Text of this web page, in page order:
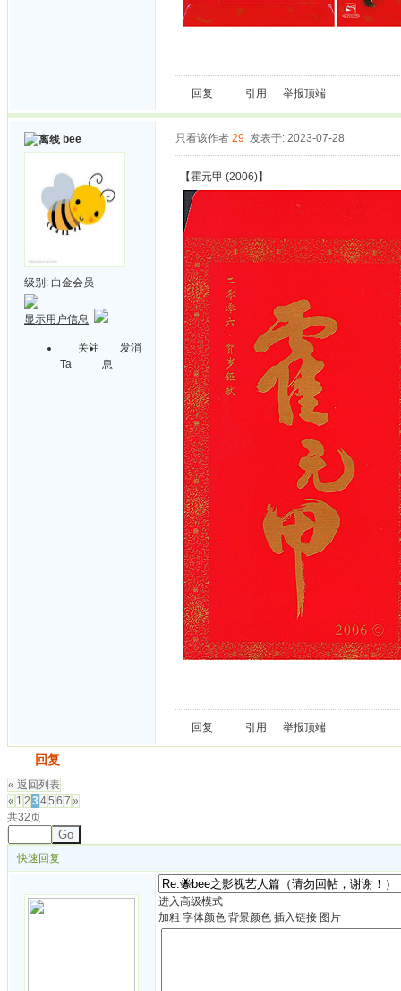
回复 引用 举报顶端
bee
级别: 白金会员
显示用户信息
关注
Ta
发消
息
只看该作者 29 发表于: 2023-07-28
【霍元甲 (2006)】
回复 引用 举报顶端
回复
« 返回列表
« 1 2 345 6 7 »
共32页
Go
快速回复
进入高级模式
加粗 字体颜色 背景颜色 插入链接 图片